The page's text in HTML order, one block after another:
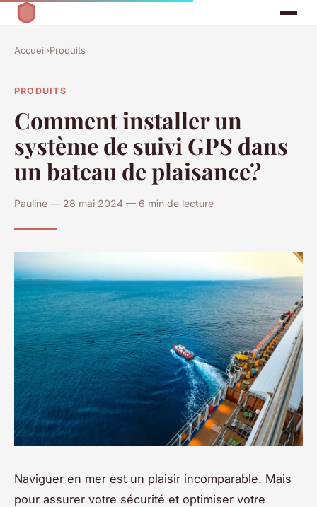
Accueil›Produits
PRODUITS
Comment installer un
système de suivi GPS dans
un bateau de plaisance?
Pauline — 28 mai 2024 — 6 min de lecture
Naviguer en mer est un plaisir incomparable. Mais
pour assurer votre sécurité et optimiser votre